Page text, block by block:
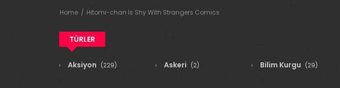
Home Hitomi-chan Is Shy With Strangers Comics
TÜRLER
Aksiyon (229) Askeri (2) Bilim Kurgu (29)